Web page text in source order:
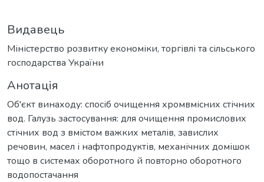
Видавець
Міністерство розвитку економіки, торгівлі та сільського
господарства України
Анотація
Об'єкт винаходу: спосіб очищення хромвмісних стічних
вод. Галузь застосування: для очищення промислових
стічних вод з вмістом важких металів, завислих
речовин, масел і нафтопродуктів, механічних домішок
тощо в системах оборотного й повторно оборотного
водопостачання